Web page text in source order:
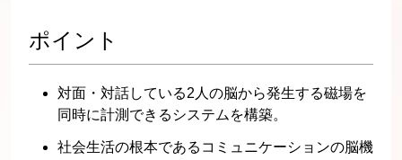
ポイント
対面・対話している2人の脳から発生する磁場を
同時に計測できるシステムを構築。
社会生活の根本であるコミュニケーションの脳機